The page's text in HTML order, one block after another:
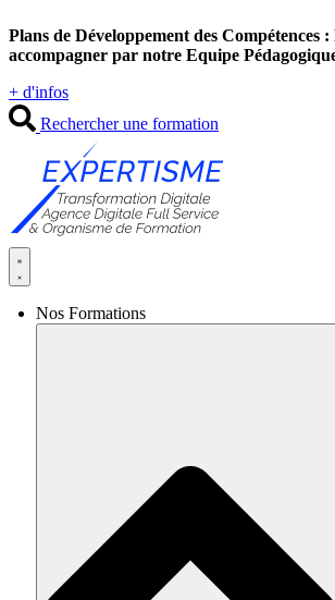
au
contenu
Plans de Développement des Compétences :
accompagner par notre Equipe
+ d'infos
Rechercher une formation
Nos Formations